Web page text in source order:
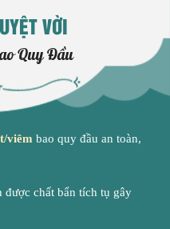
VỜI
Quy Đầu
viêm bao quy đầu an toàn,
được chất bẩn tích tụ gây